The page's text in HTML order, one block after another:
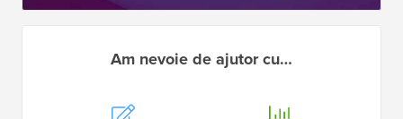
Am nevoie de ajutor cu…